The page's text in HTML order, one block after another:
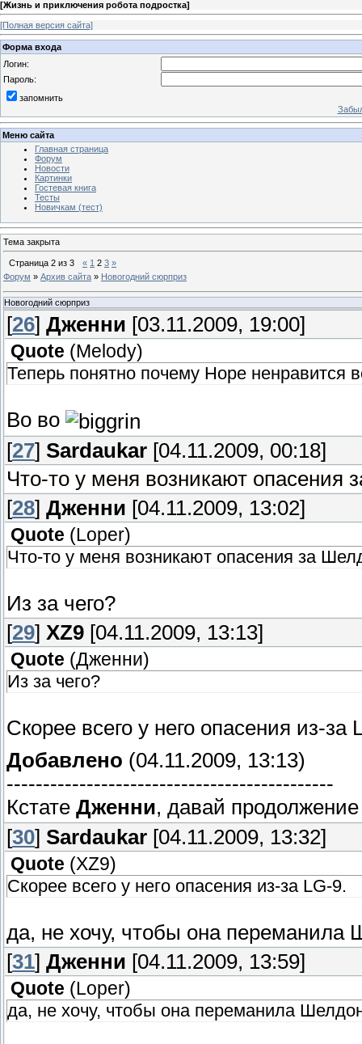
[Жизнь и приключения робота подростка]
[Полная версия сайта]
Форма входа
Логин:
Пароль:
запомнить
Меню сайта
Главная страница
Форум
Новости
Картинки
Гостевая книга
Тесты
Новичкам (тест)
Тема закрыта
Страница 2 из 3 « 1 2 3 »
Форум » Архив сайта » Новогодний сюрприз
Новогодний сюрприз
[26] Дженни [03.11.2009, 19:00]
Quote (Melody)
Теперь понятно почему Норе ненравится
Во во
[27] Sardaukar [04.11.2009, 00:18]
Что-то у меня возникают опасения
[28] Дженни [04.11.2009, 13:02]
Quote (Loper)
Что-то у меня возникают опасения за
Из за чего?
[29] XZ9 [04.11.2009, 13:13]
Quote (Дженни)
Из за чего?
Скорее всего у него опасения из-за
Добавлено (04.11.2009, 13:13)
---------------------------------------------
Кстате Дженни, давай
[30] Sardaukar [04.11.2009, 13:32]
Quote (XZ9)
Скорее всего у него опасения из-за LG-9.
да, не хочу, чтобы она переманила
[31] Дженни [04.11.2009, 13:59]
Quote (Loper)
да, не хочу, чтобы она переманила